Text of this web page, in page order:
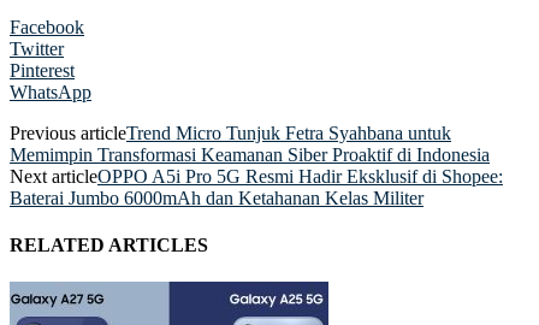
Facebook
Twitter
Pinterest
WhatsApp
Previous articleTrend Micro Tunjuk Fetra Syahbana untuk
Memimpin Transformasi Keamanan Siber Proaktif di Indonesia
Next articleOPPO A5i Pro 5G Resmi Hadir Eksklusif di Shopee:
Baterai Jumbo 6000mAh dan Ketahanan Kelas Militer
RELATED ARTICLES